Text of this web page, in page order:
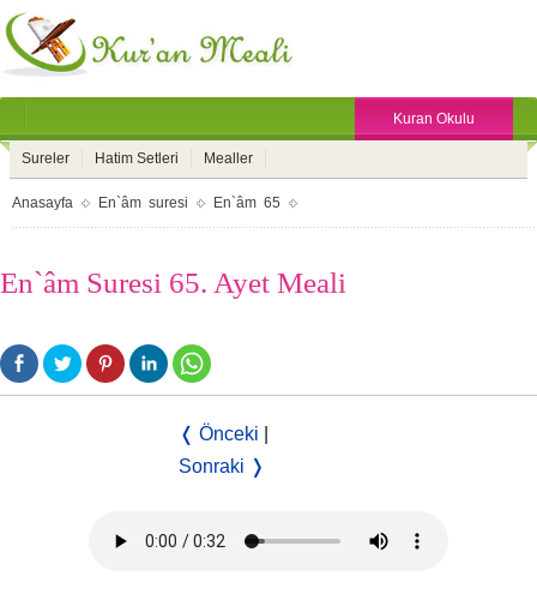
Kuran Okulu
Sureler Hatim Setleri Mealler
Anasayfa En`âm suresi En`âm 65
En`âm Suresi 65. Ayet Meali
❬ Önceki
Sonraki ❭